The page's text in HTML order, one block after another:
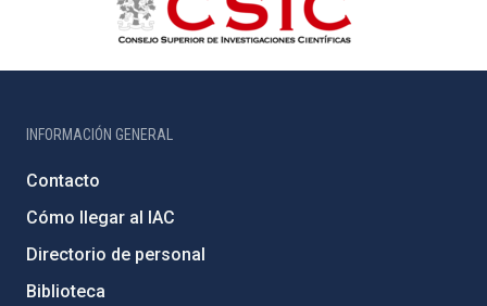
INFORMACIÓN GENERAL
Contacto
Cómo llegar al IAC
Directorio de personal
Biblioteca